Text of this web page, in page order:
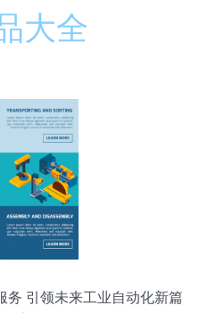
大全
务 引领未来工业自动化新篇